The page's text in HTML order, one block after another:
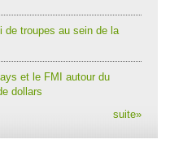
de troupes au sein de la
et le FMI autour du
dollars
suite»